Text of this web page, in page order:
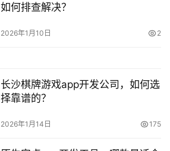
如何排查解决？
2026年1月10日 2
长沙棋牌游戏app开发公司，如何选
择靠谱的？
2026年1月14日 175